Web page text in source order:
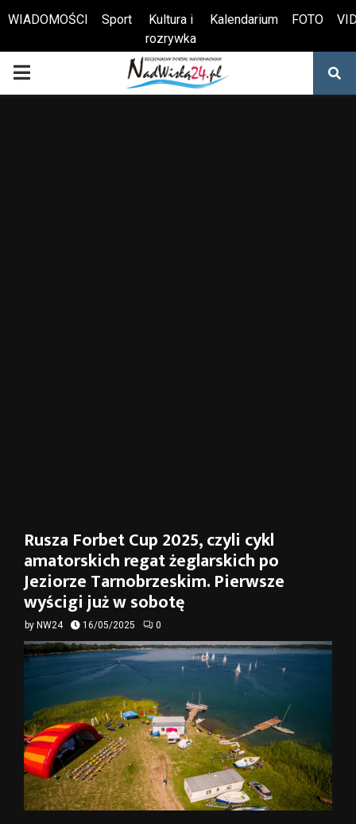
Otwórz pasek narzędzi
WIADOMOŚCI Sport
Kultura i
rozrywka
Kalendarium FOTO
PRIMARY
Rusza Forbet Cup 2025, czyli cykl
amatorskich regat żeglarskich po
Jeziorze Tarnobrzeskim. Pierwsze
wyścigi już w sobotę
by NW24 16/05/2025 0